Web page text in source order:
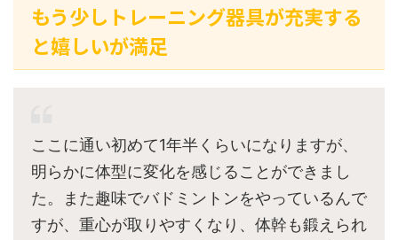
もう少しトレーニング器具が充実する
と嬉しいが満足
ここに通い初めて1年半くらいになりますが、
明らかに体型に変化を感じることができまし
た。また趣味でバドミントンをやっているんで
すが、重心が取りやすくなり、体幹も鍛えられ